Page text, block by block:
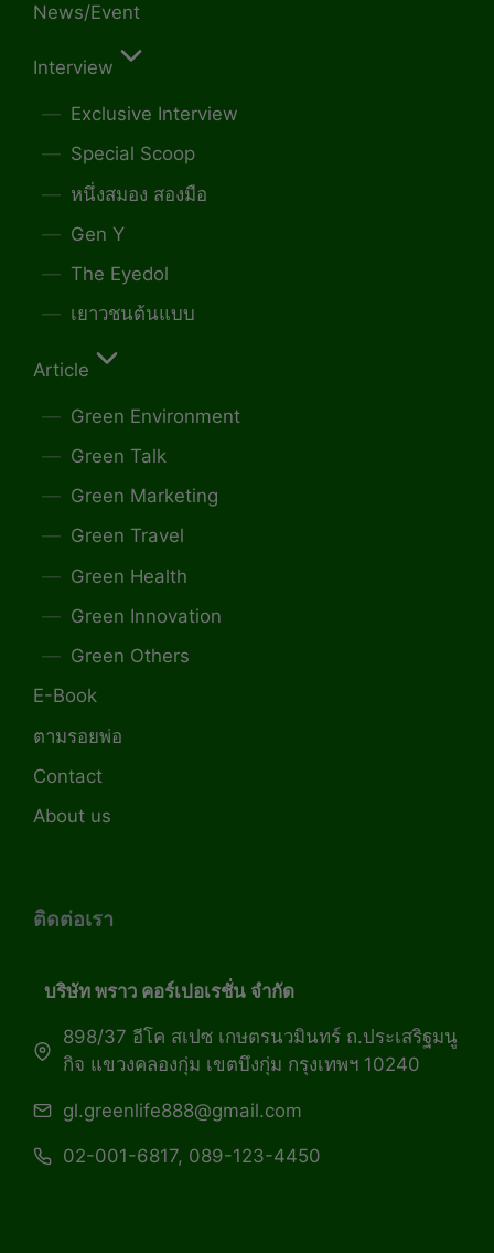
News/Event
Interview
Exclusive Interview
Special Scoop
หนึ่งสมอง สองมือ
Gen Y
The Eyedol
เยาวชนต้นแบบ
Article
Green Environment
Green Talk
Green Marketing
Green Travel
Green Health
Green Innovation
Green Others
E-Book
ตามรอยพ่อ
Contact
About us
ติดต่อเรา
บริษัท พราว คอร์เปอเรชั่น จำกัด
898/37 อีโค สเปซ เกษตรนวมินทร์ ถ.ประเสริฐมนู
กิจ แขวงคลองกุ่ม เขตบึงกุ่ม กรุงเทพฯ 10240
gl.greenlife888@gmail.com
02-001-6817, 089-123-4450